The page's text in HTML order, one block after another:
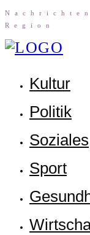
Region
Kul­tur
Poli­tik
Sozia­les
Sport